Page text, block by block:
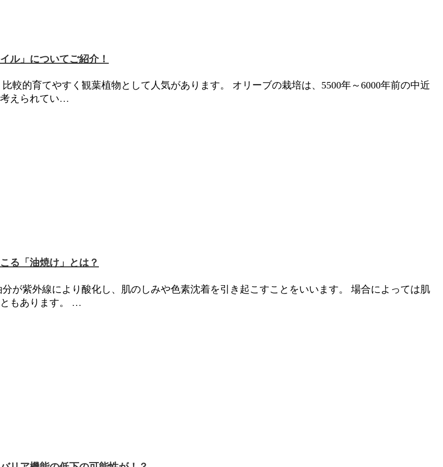
ル」についてご紹介！
較的育てやすく観葉植物として人気があります。 オリーブの栽培は、5500年～6000年前の中近
えられてい…
る「油焼け」とは？
が紫外線により酸化し、肌のしみや色素沈着を引き起こすことをいいます。 場合によっては肌
もあります。 …